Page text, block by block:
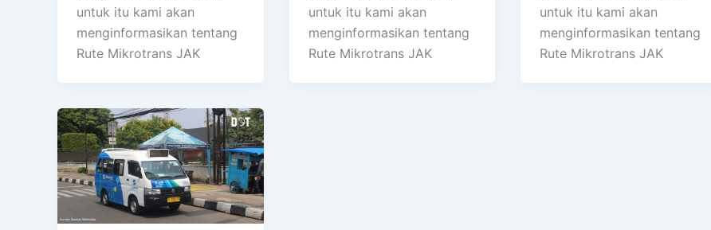
untuk itu kami akan
menginformasikan tentang
Rute Mikrotrans JAK
untuk itu kami akan
menginformasikan tentang
Rute Mikrotrans JAK
untuk itu kami akan
menginformasikan tentang
Rute Mikrotrans JAK